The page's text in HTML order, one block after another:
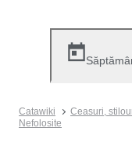
Catawiki Ceasuri,
Nefolosite